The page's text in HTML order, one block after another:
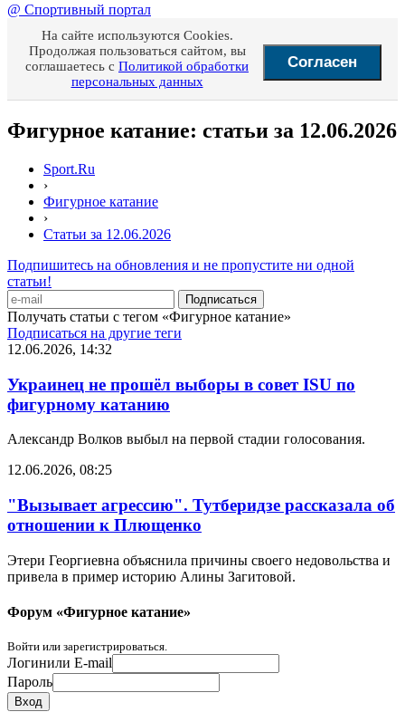
@ Спортивный портал
На сайте используются Cookies.
Продолжая пользоваться сайтом, вы
соглашаетесь с Политикой обработки
персональных данных
Согласен
Фигурное катание: статьи за 12.06.2026
Sport.Ru
›
Фигурное катание
›
Статьи за 12.06.2026
Подпишитесь на обновления и не пропустите ни одной
статьи!
Получать статьи с тегом «Фигурное катание»
Подписаться на другие теги
12.06.2026, 14:32
Украинец не прошёл выборы в совет ISU по
фигурному катанию
Александр Волков выбыл на первой стадии голосования.
12.06.2026, 08:25
"Вызывает агрессию". Тутберидзе рассказала об
отношении к Плющенко
Этери Георгиевна объяснила причины своего недовольства и
привела в пример историю Алины Загитовой.
Форум «Фигурное катание»
Войти или зарегистрироваться.
Логинили E-mail
Пароль